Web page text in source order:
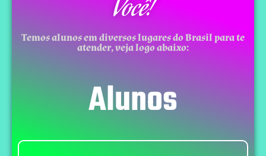
Você!
Temos alunos em diversos lugares do Brasil para te
atender, veja logo abaixo:
Alunos